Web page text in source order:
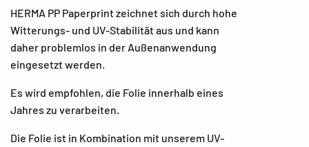
HERMA PP Paperprint zeichnet sich durch hohe
Witterungs- und UV-Stabilität aus und kann
daher problemlos in der Außenanwendung
eingesetzt werden.
Es wird empfohlen, die Folie innerhalb eines
Jahres zu verarbeiten.
Die Folie ist in Kombination mit unserem UV-